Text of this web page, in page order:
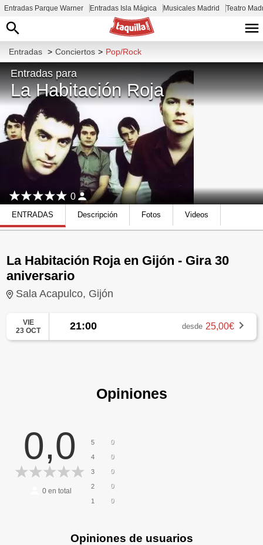
Entradas Parque Warner Entradas Isla Mágica Musicales Madrid Teatro
Entradas > Conciertos > Pop/Rock
Entradas para
La Habitación Roja
0
ENTRADAS Descripción Fotos Videos
La Habitación Roja en Gijón - Gira 30
aniversario
Sala Acapulco, Gijón
VIE
23 OCT
21:00 desde 25,00€
Opiniones
0,0
0en total
5 0
4 0
3 0
2 0
1 0
Opiniones de usuarios